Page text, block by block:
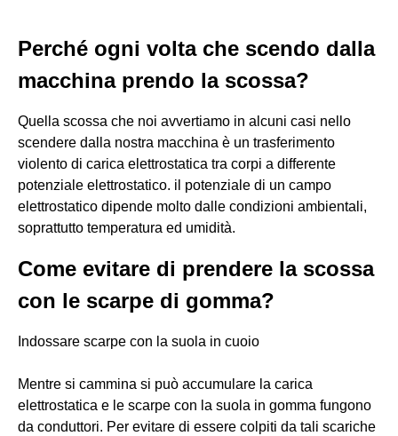
Perché ogni volta che scendo dalla
macchina prendo la scossa?
Quella scossa che noi avvertiamo in alcuni casi nello
scendere dalla nostra macchina è un trasferimento
violento di carica elettrostatica tra corpi a differente
potenziale elettrostatico. il potenziale di un campo
elettrostatico dipende molto dalle condizioni ambientali,
soprattutto temperatura ed umidità.
Come evitare di prendere la scossa
con le scarpe di gomma?
Indossare scarpe con la suola in cuoio
Mentre si cammina si può accumulare la carica
elettrostatica e le scarpe con la suola in gomma fungono
da conduttori. Per evitare di essere colpiti da tali scariche